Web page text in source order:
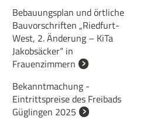
Bebauungsplan und örtliche
Bauvorschriften „Riedfurt-
West, 2. Änderung – KiTa
Jakobsäcker“ in
Frauenzimmern
Bekanntmachung -
Eintrittspreise des Freibads
Güglingen 2025